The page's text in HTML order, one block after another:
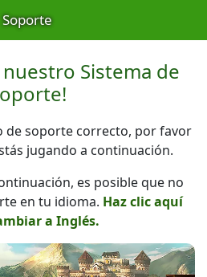
Soporte
nuestro Sistema de
de soporte correcto, por favor
jugando a continuación.
es posible que no
en tu idioma. Haz clic aquí
a Inglés.